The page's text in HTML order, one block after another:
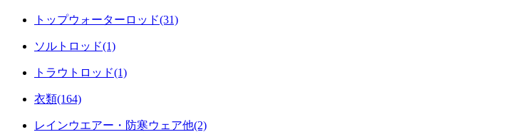
トップウォーターロッド(31)
ソルトロッド(1)
トラウトロッド(1)
衣類(164)
レインウエアー・防寒ウェア他(2)